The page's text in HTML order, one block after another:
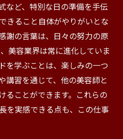
など、特別な日の準備を手伝
きること自体がやりがいとな
謝の言葉は、日々の努力の原
美容業界は常に進化していま
を学ぶことは、楽しみの一つ
講習を通じて、他の美容師と
ることができます。これらの
を実感できる点も、この仕事